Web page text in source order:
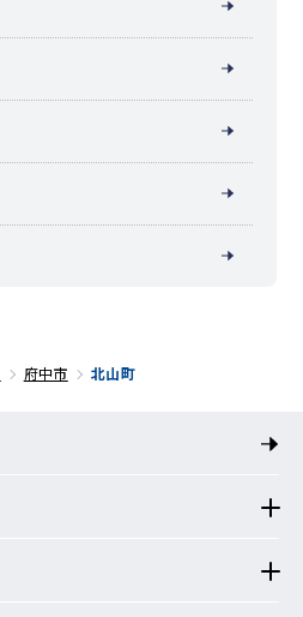
府中市 北山町